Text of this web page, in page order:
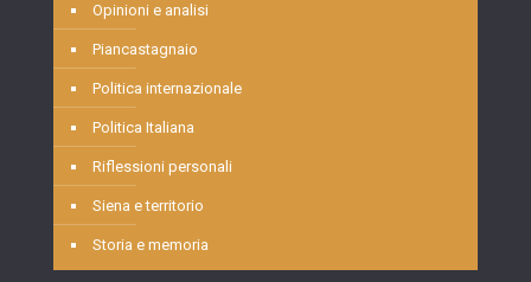
Opinioni e analisi
Piancastagnaio
Politica internazionale
Politica Italiana
Riflessioni personali
Siena e territorio
Storia e memoria